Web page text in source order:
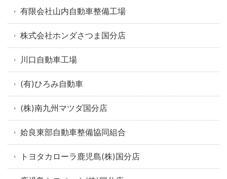
有限会社山内自動車整備工場
株式会社ホンダさつま国分店
川口自動車工場
(有)ひろみ自動車
(株)南九州マツダ国分店
姶良東部自動車整備協同組合
トヨタカローラ鹿児島(株)国分店